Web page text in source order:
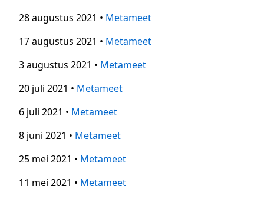
28 augustus 2021 • Metameet
17 augustus 2021 • Metameet
3 augustus 2021 • Metameet
20 juli 2021 • Metameet
6 juli 2021 • Metameet
8 juni 2021 • Metameet
25 mei 2021 • Metameet
11 mei 2021 • Metameet